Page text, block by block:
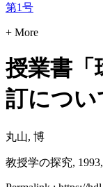
第1号
+ More
授業書「
訂につい
丸山, 博
教授学の探究,